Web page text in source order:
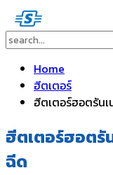
Home
ฮีตเตอร์
ฮีตเตอร์ฮอตรัน
ฮีตเตอร์ฮอตรั
ฉีด